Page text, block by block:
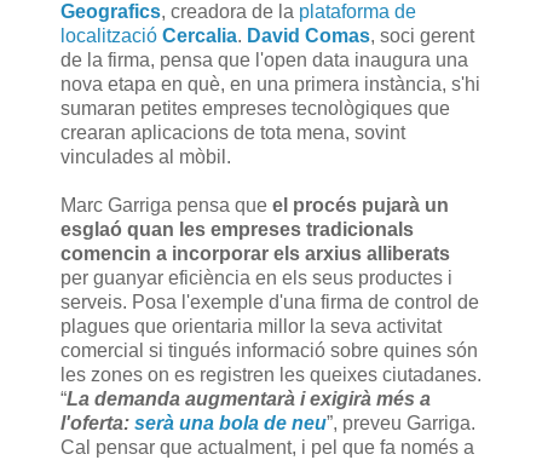
Geografics, creadora de la plataforma de
localització Cercalia. David Comas, soci gerent
de la firma, pensa que l'open data inaugura una
nova etapa en què, en una primera instància, s'hi
sumaran petites empreses tecnològiques que
crearan aplicacions de tota mena, sovint
vinculades al mòbil.
Marc Garriga pensa que el procés pujarà un
esglaó quan les empreses tradicionals
comencin a incorporar els arxius alliberats
per guanyar eficiència en els seus productes i
serveis. Posa l'exemple d'una firma de control de
plagues que orientaria millor la seva activitat
comercial si tingués informació sobre quines són
les zones on es registren les queixes ciutadanes.
“La demanda augmentarà i exigirà més a
l'oferta: serà una bola de neu”, preveu Garriga.
Cal pensar que actualment, i pel que fa només a